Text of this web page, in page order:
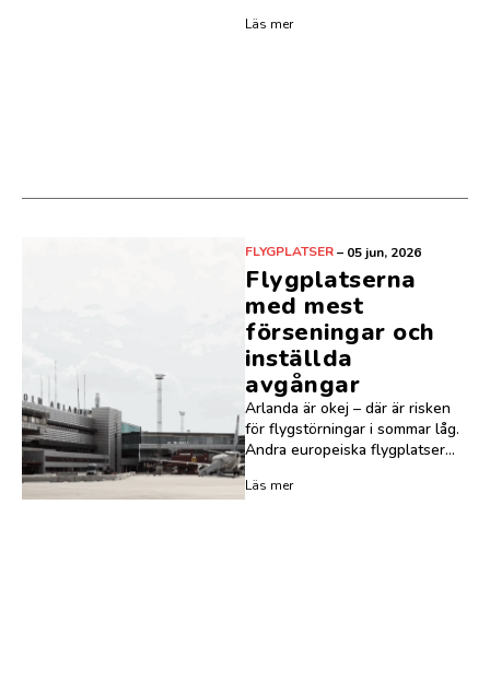
Läs mer
FLYGPLATSER– 05 jun, 2026
Flygplatserna
med mest
förseningar och
inställda
avgångar
Arlanda är okej – där är risken
för flygstörningar i sommar låg.
Andra europeiska flygplatser...
Läs mer